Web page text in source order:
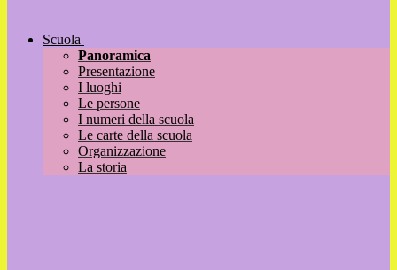
Scuola
Panoramica
Presentazione
I luoghi
Le persone
I numeri della scuola
Le carte della scuola
Organizzazione
La storia